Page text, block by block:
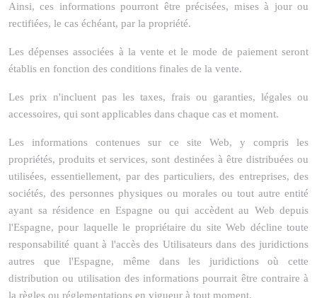
Ainsi, ces informations pourront être précisées, mises à jour ou
rectifiées, le cas échéant, par la propriété.
Les dépenses associées à la vente et le mode de paiement seront
établis en fonction des conditions finales de la vente.
Les prix n'incluent pas les taxes, frais ou garanties, légales ou
accessoires, qui sont applicables dans chaque cas et moment.
Les informations contenues sur ce site Web, y compris les
propriétés, produits et services, sont destinées à être distribuées ou
utilisées, essentiellement, par des particuliers, des entreprises, des
sociétés, des personnes physiques ou morales ou tout autre entité
ayant sa résidence en Espagne ou qui accèdent au Web depuis
l'Espagne, pour laquelle le propriétaire du site Web décline toute
responsabilité quant à l'accès des Utilisateurs dans des juridictions
autres que l'Espagne, même dans les juridictions où cette
distribution ou utilisation des informations pourrait être contraire à
la règles ou réglementations en vigueur à tout moment.